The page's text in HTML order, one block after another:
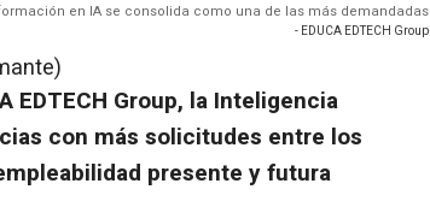
en IA se consolida como una de las más demandadas
- EDUCA EDTECH Group
EDTECH Group, la Inteligencia
con más solicitudes entre los
presente y futura